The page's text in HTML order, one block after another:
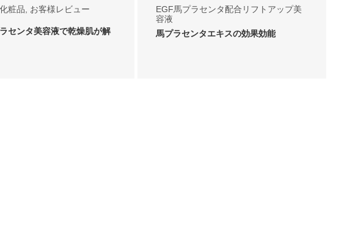
粧品 お客様レビュー
センタ美容液で乾燥肌が解
EGF馬プラセンタ配合リフトアップ美
容液
馬プラセンタエキスの効果効能